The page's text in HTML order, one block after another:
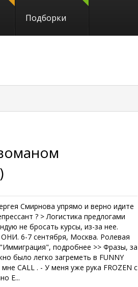
Подборки
Смирнова упрямо и верно идите
? > Логистика предлогами
не бросать курсы, из-за нее.
6-7 сентября, Москва. Ролевая
подробнее >> Фразы, за
было легко загреметь в FUNNY
CALL . - У меня уже рука FROZEN с
E...